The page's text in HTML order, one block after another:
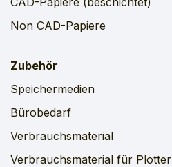
Non CAD-Papiere
Zubehör
Speichermedien
Bürobedarf
Verbrauchsmaterial
Verbrauchsmaterial für Plotter